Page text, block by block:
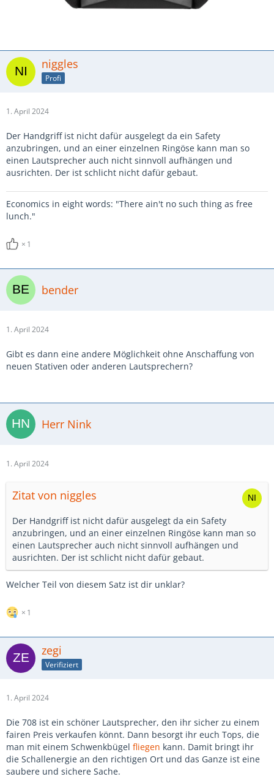
niggles
Profi
1. April 2024
Der Handgriff ist nicht dafür ausgelegt da ein Safety
anzubringen, und an einer einzelnen Ringöse kann man so
einen Lautsprecher auch nicht sinnvoll aufhängen und
ausrichten. Der ist schlicht nicht dafür gebaut.
Economics in eight words: "There ain't no such thing as free
lunch."
1
bender
1. April 2024
Gibt es dann eine andere Möglichkeit ohne Anschaffung von
neuen Stativen oder anderen Lautsprechern?
Herr Nink
1. April 2024
Zitat von niggles
Der Handgriff ist nicht dafür ausgelegt da ein Safety
anzubringen, und an einer einzelnen Ringöse kann man so
einen Lautsprecher auch nicht sinnvoll aufhängen und
ausrichten. Der ist schlicht nicht dafür gebaut.
Welcher Teil von diesem Satz ist dir unklar?
1
zegi
Verifiziert
1. April 2024
Die 708 ist ein schöner Lautsprecher, den ihr sicher zu einem
fairen Preis verkaufen könnt. Dann besorgt ihr euch Tops, die
man mit einem Schwenkbügel fliegen kann. Damit bringt ihr
die Schallenergie an den richtigen Ort und das Ganze ist eine
saubere und sichere Sache.